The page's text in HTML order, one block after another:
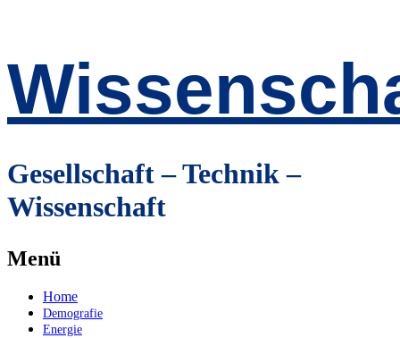
Gesellschaft – Technik –
Wissenschaft
Menü
Zum
Inhalt
springen
Home
Demografie
Energie